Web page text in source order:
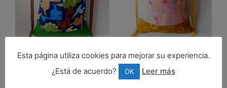
Mochila de tela con
cordones «Dinosaurios
Mochila de cuerdas
«Jirafa mini».
Esta página utiliza cookies para mejorar su experiencia.
¿Está de acuerdo?
OK Leer más